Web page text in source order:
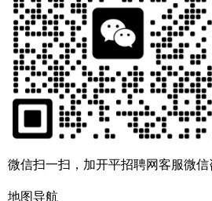
微信扫一扫，加开平招聘网客服微信
地图导航